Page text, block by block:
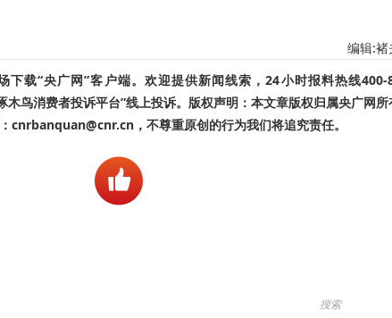
编辑:褚
下载“央广网”客户端。欢迎提供新闻线索，24小时报料热线400-
鸟消费者投诉平台”线上投诉。版权声明：本文章版权归属央广网所
cnrbanquan@cnr.cn，不尊重原创的行为我们将追究责任。